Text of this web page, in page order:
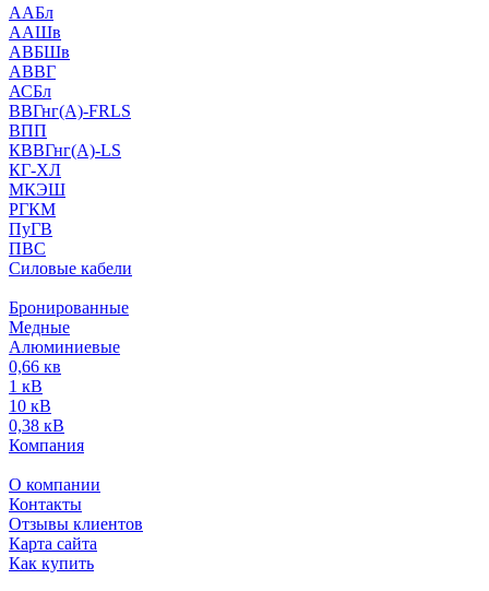
ААБл
ААШв
АВБШв
АВВГ
АСБл
ВВГнг(А)-FRLS
ВПП
КВВГнг(А)-LS
КГ-ХЛ
МКЭШ
РГКМ
ПуГВ
ПВС
Силовые кабели
Бронированные
Медные
Алюминиевые
0,66 кв
1 кВ
10 кВ
0,38 кВ
Компания
О компании
Контакты
Отзывы клиентов
Карта сайта
Как купить